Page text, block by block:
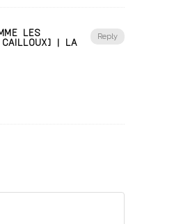
Reply
LES
| LA